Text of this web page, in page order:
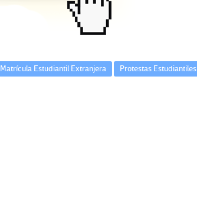
Matrícula Estudiantil Extranjera
Protestas Estudiantiles